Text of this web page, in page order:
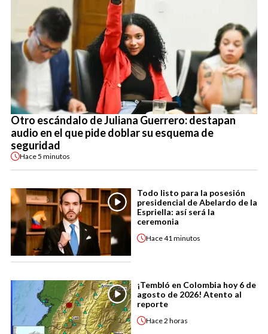
Otro escándalo de Juliana Guerrero: destapan
audio en el que pide doblar su esquema de
seguridad
Hace5 minutos
Todo listo para la posesión
presidencial de Abelardo de la
Espriella: así será la
ceremonia
Hace41 minutos
¡Tembló en Colombia hoy 6 de
agosto de 2026! Atento al
reporte
Hace2 horas